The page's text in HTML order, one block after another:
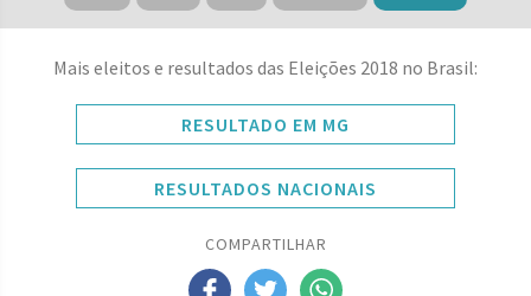
Mais eleitos e resultados das Eleições 2018 no Brasil:
RESULTADO EM MG
RESULTADOS NACIONAIS
COMPARTILHAR